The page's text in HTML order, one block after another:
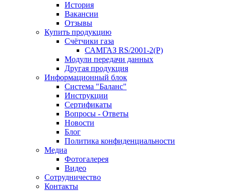
История
Вакансии
Отзывы
Купить продукцию
Счётчики газа
САМГАЗ RS/2001-2(Р)
Модули передачи данных
Другая продукция
Информационный блок
Система "Баланс"
Инструкции
Cертификаты
Вопросы - Ответы
Новости
Блог
Политика конфиденциальности
Медиа
Фотогалерея
Видео
Сотрудничество
Контакты